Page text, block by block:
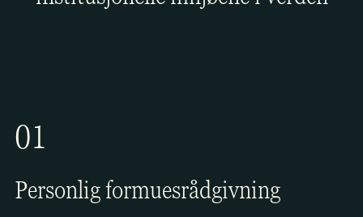
01
Personlig formuesrådgivning